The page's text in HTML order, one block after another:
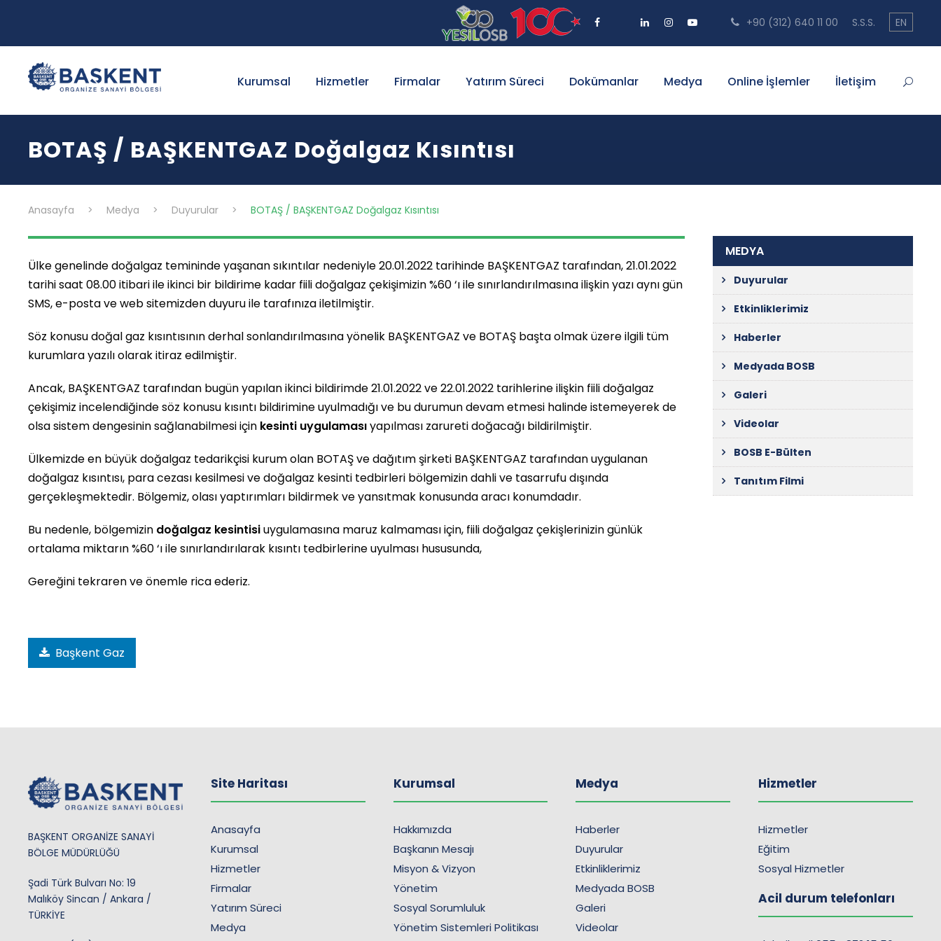
+90 (312) 640 11 00 S.S.S. EN
Kurumsal Hizmetler Firmalar Yatırım Süreci Dokümanlar Medya Online İşlemler İletişim
BOTAŞ / BAŞKENTGAZ Doğalgaz Kısıntısı
Anasayfa > Medya > Duyurular > BOTAŞ / BAŞKENTGAZ Doğalgaz Kısıntısı
Ülke genelinde doğalgaz temininde yaşanan sıkıntılar nedeniyle 20.01.2022 tarihinde BAŞKENTGAZ tarafından, 21.01.2022
tarihi saat 08.00 itibari ile ikinci bir bildirime kadar fiili doğalgaz çekişimizin %60 ‘ı ile sınırlandırılmasına ilişkin yazı aynı gün
SMS, e-posta ve web sitemizden duyuru ile tarafınıza iletilmiştir.
Söz konusu doğal gaz kısıntısının derhal sonlandırılmasına yönelik BAŞKENTGAZ ve BOTAŞ başta olmak üzere ilgili tüm
kurumlara yazılı olarak itiraz edilmiştir.
Ancak, BAŞKENTGAZ tarafından bugün yapılan ikinci bildirimde 21.01.2022 ve 22.01.2022 tarihlerine ilişkin fiili doğalgaz
çekişimiz incelendiğinde söz konusu kısıntı bildirimine uyulmadığı ve bu durumun devam etmesi halinde istemeyerek de
olsa sistem dengesinin sağlanabilmesi için kesinti uygulamasıyapılması zarureti doğacağı bildirilmiştir.
Ülkemizde en büyük doğalgaz tedarikçisi kurum olan BOTAŞ ve dağıtım şirketi BAŞKENTGAZ tarafından uygulanan
doğalgaz kısıntısı, para cezası kesilmesi ve doğalgaz kesinti tedbirleri bölgemizin dahli ve tasarrufu dışında
gerçekleşmektedir. Bölgemiz, olası yaptırımları bildirmek ve yansıtmak konusunda aracı konumdadır.
Bu nedenle, bölgemizin doğalgaz kesintisiuygulamasına maruz kalmaması için, fiili doğalgaz çekişlerinizin günlük
ortalama miktarın %60 ‘ı ile sınırlandırılarak kısıntı tedbirlerine uyulması hususunda,
Gereğini tekraren ve önemle rica ederiz.
Başkent Gaz
MEDYA
Duyurular
Etkinliklerimiz
Haberler
Medyada BOSB
Galeri
Videolar
BOSB E-Bülten
Tanıtım Filmi
BAŞKENT ORGANİZE SANAYİ
BÖLGE MÜDÜRLÜĞÜ
Şadi Türk Bulvarı No: 19
Malıköy Sincan / Ankara /
TÜRKİYE
Site Haritası
Anasayfa
Kurumsal
Hizmetler
Firmalar
Yatırım Süreci
Medya
Kurumsal
Hakkımızda
Başkanın Mesajı
Misyon & Vizyon
Yönetim
Sosyal Sorumluluk
Yönetim Sistemleri Politikası
Medya
Haberler
Duyurular
Etkinliklerimiz
Medyada BOSB
Galeri
Videolar
Hizmetler
Hizmetler
Eğitim
Sosyal Hizmetler
Acil durum telefonları